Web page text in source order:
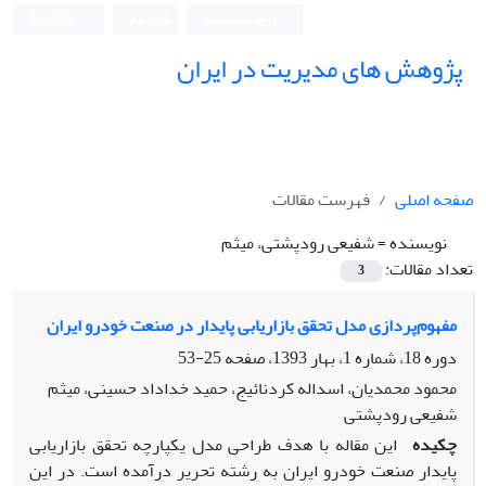
پژوهش های مدیریت در ایران
صفحه اصلی
فهرست مقالات
نویسنده =شفیعی رودپشتی، میثم
تعداد مقالات:
3
مفهوم‌پردازی مدل تحقق بازاریابی پایدار در صنعت خودرو ایران
دوره 18، شماره 1، بهار 1393، صفحه
25-53
محمود محمدیان، اسداله کردنائیج، حمید خداداد حسینی، میثم
شفیعی رودپشتی
چکیده این مقاله با هدف طراحی مدل یکپارچه تحقق بازاریابی
پایدار صنعت خودرو ایران به رشته تحریر درآمده است. در این